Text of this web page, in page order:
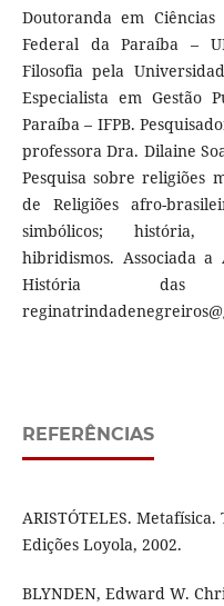
Doutoranda em
Federal da Paraíba –
Filosofia pela
Especialista em Gestão
Paraíba – IFPB.
professora Dra. Dilaine
Pesquisa sobre religiões
de Religiões afro-
simbólicos; história,
hibridismos. Associada a
História das
REFERÊNCIAS
ARISTÓTELES.
Edições Loyola, 2002.
BLYNDEN, Edward W.